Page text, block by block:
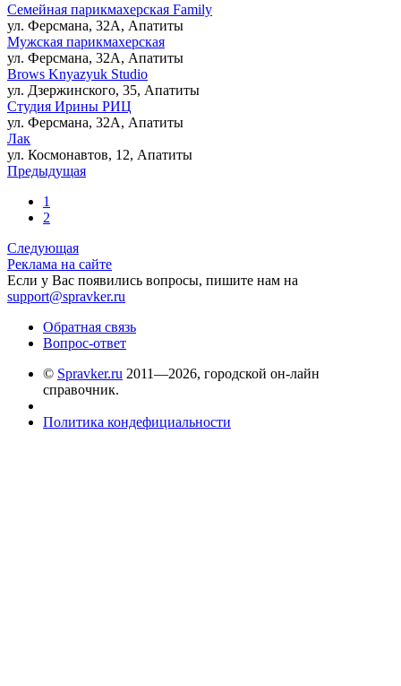
Семейная парикмахерская Family
ул. Ферсмана, 32А, Апатиты
Мужская парикмахерская
ул. Ферсмана, 32А, Апатиты
Brows Knyazyuk Studio
ул. Дзержинского, 35, Апатиты
Студия Ирины РИЦ
ул. Ферсмана, 32А, Апатиты
Лак
ул. Космонавтов, 12, Апатиты
Предыдущая
1
2
Следующая
Реклама на сайте
Если у Вас появились вопросы, пишите нам на
support@spravker.ru
Обратная связь
Вопрос-ответ
© Spravker.ru 2011—2026, городской он-лайн
справочник.
Политика кондефициальности